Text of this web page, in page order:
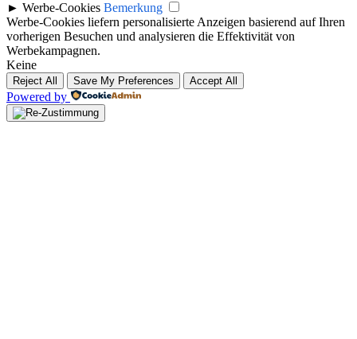
► Werbe-Cookies Bemerkung
Werbe-Cookies liefern personalisierte Anzeigen basierend auf Ihren
vorherigen Besuchen und analysieren die Effektivität von
Werbekampagnen.
Keine
Reject All Save My Preferences Accept All
Powered by